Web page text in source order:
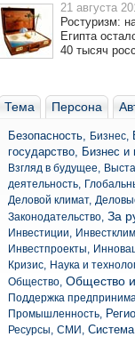
21 августа
Ростуризм:
Египта
40 тысяч
Тема Персона
Безопасность, Бизнес,
государство, Бизнес и
Взгляд в будущее,
деятельность,
Деловой климат,
Законодательство, За
Инвестиции,
Инвестпроекты,
Кризис, Наука и
Общество, Общество и
Поддержка
Промышленность,
Ресурсы, СМИ,